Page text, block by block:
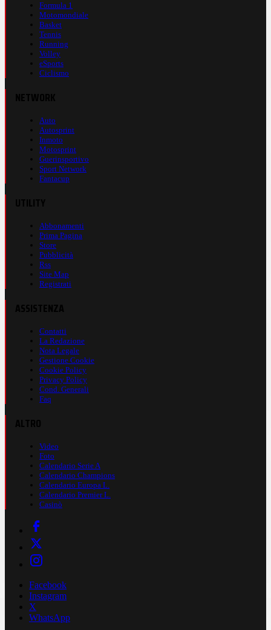
Formula 1
Motomondiale
Basket
Tennis
Running
Volley
eSports
Ciclismo
Auto
Autosprint
Inmoto
Motosprint
Guerinsportivo
Sport Network
Fantacup
Abbonamenti
Prima Pagina
Store
Pubblicità
Rss
Site Map
Registrati
Contatti
La Redazione
Nota Legale
Gestione Cookie
Cookie Policy
Privacy Policy
Cond. Generali
Faq
Video
Foto
Calendario Serie A
Calendario Champions
Calendario Europa L.
Calendario Premier L.
Casinò
Facebook
Instagram
X
WhatsApp